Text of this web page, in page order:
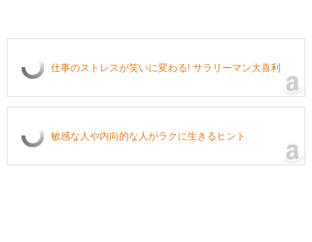
仕事のストレスが笑いに変わる! サラリーマン大喜利
敏感な人や内向的な人がラクに生きるヒント